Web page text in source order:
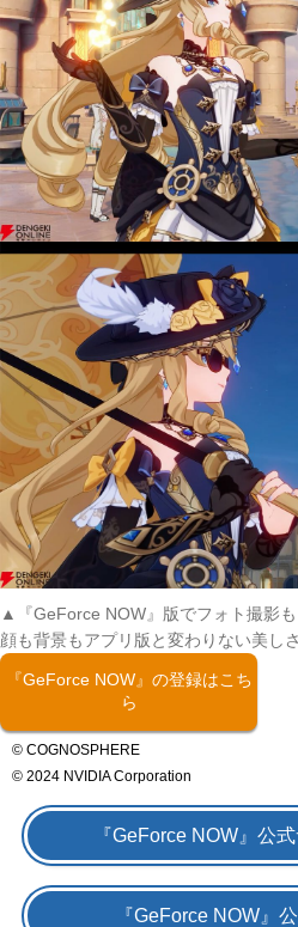
▲『GeForce NOW』版でフォト撮影
顔も背景もアプリ版と変わりない美し
『GeForce NOW』の登録はこち
ら
© COGNOSPHERE
© 2024 NVIDIA Corporation
『GeForce NOW』公
『GeForce NOW』